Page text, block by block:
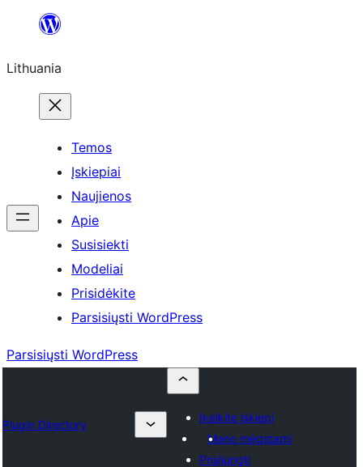
turinio
Lithuania
Temos
Įskiepiai
Naujienos
Apie
Susisiekti
Modeliai
Prisidėkite
Parsisiųsti WordPress
Parsisiųsti WordPress
Plugin Directory
Įkelkite įskiepį
Mano mėgstami
Prisijungti